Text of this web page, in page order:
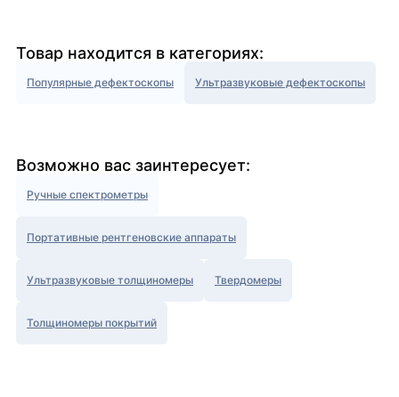
Товар находится в категориях:
Популярные дефектоскопы Ультразвуковые дефектоскопы
Возможно вас заинтересует:
Ручные спектрометры
Портативные рентгеновские аппараты
Ультразвуковые толщиномеры Твердомеры
Толщиномеры покрытий